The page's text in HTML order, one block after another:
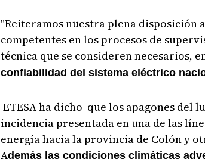
"Reiteramos nuestra plena disposición
competentes en los procesos de
técnica que se consideren necesarios,
confiabilidad del sistema eléctrico
ETESA ha dicho que los apagones del
incidencia presentada en una de las
energía hacia la provincia de Colón y
Además las condiciones climáticas